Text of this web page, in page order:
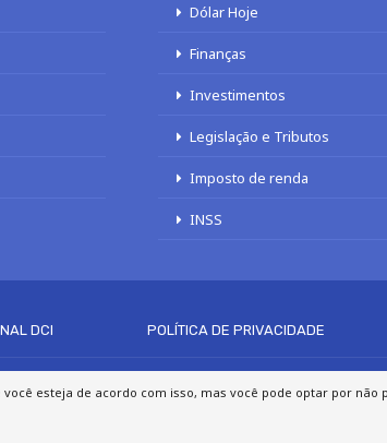
Dólar Hoje
Finanças
Investimentos
Legislação e Tributos
Imposto de renda
INSS
DCI POLÍTICA DE PRIVACIDADE
esteja de acordo com isso, mas você pode optar por não